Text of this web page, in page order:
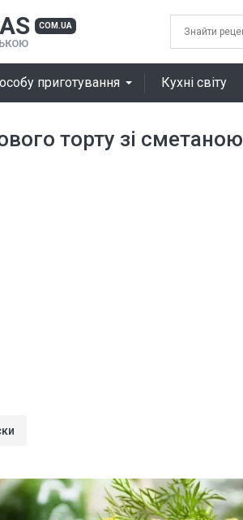
COM.UA
приготування Кухні світу
торту зі сметаною